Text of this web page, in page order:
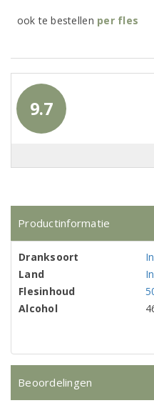
ook te bestellen per fles
9.7
Productinformatie
Dranksoort
Land
Flesinhoud
Alcohol
Beoordelingen